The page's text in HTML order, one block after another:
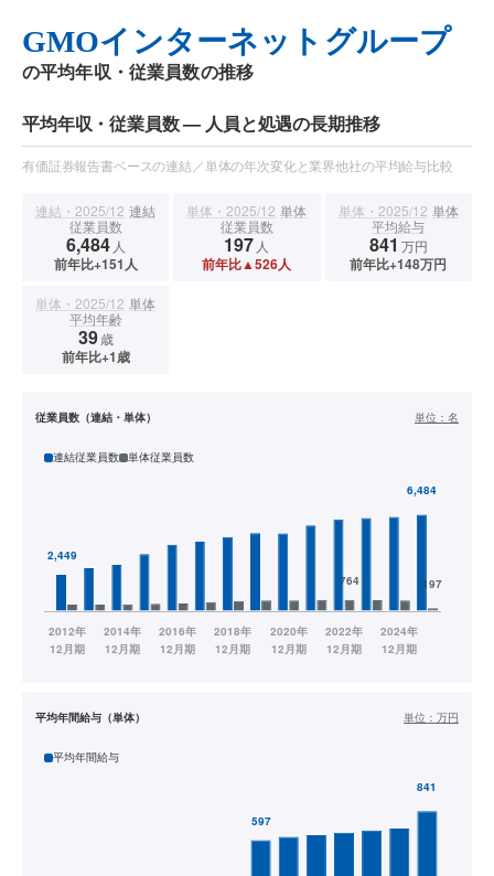
GMOインターネットグループ
の平均年収・従業員数の推移
平均年収・従業員数 — 人員と処遇の長期推移
有価証券報告書ベースの連結／単体の年次変化と業界他社の平均給与比較
連結・2025/12 連結
従業員数
6,484 人
前年比+151人
単体・2025/12 単体
従業員数
197 人
前年比▲526人
単体・2025/12 単体
平均給与
841 万円
前年比+148万円
単体・2025/12 単体
平均年齢
39歳
前年比+1歳
従業員数（連結・単体） 単位： 名
連結従業員数 単体従業員数
平均年間給与（単体） 単位： 万円
平均年間給与